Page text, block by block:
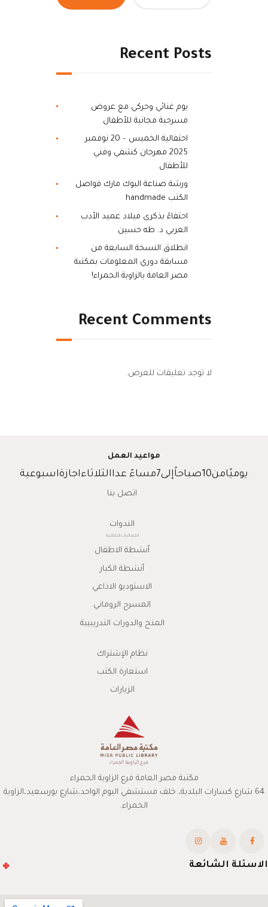
Recent Posts
يوم غنائي وحركي مع عروض
مسرحية مجانية للأطفال
احتفالية الخميس – 20 نوفمبر
2025 مهرجان كشفي وفني
للأطفال
ورشة صناعة البوك مارك فواصل
الكتب handmade
احتفاءً بذكرى ميلاد عميد الأدب
العربي د. طه حسين
انطلاق النسخة السابعة من
مسابقة دوري المعلومات بمكتبة
مصر العامة بالزاوية الحمراء!
Recent Comments
لا توجد تعليقات للعرض.
مواعيد العمل
يوميًامن10صباحاًإلى7مساءً عداالثلاثاءاجازةاسبوعية
اتصل بنا
الندوات
الفعاليات الثقافية
أنشطة الاطفال
أنشطة الكبار
الاستوديو الاذاعي
المسرح الروماني
المنح والدورات التدريبيبة
نظام الإشتراك
استعارة الكتب
الزيارات
مكتبة مصر العامة فرع الزاوية الحمراء
64 شارع كسارات البلدية، خلف مستشفي اليوم الواحد،شارع بورسعيد،الزاوية
الحمراء.
الاسئلة الشائعة